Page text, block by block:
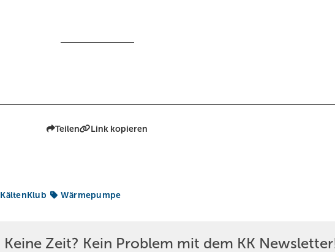
Teilen Link kopieren
KältenKlub Wärmepumpe
Keine Zeit? Kein Problem mit dem KK